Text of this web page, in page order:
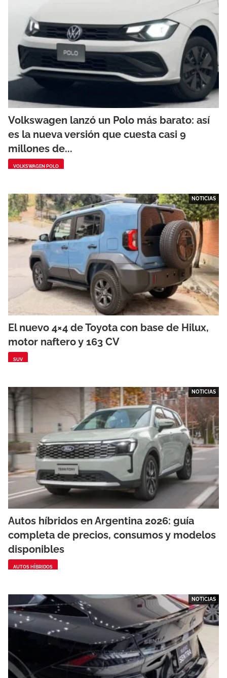
Volkswagen lanzó un Polo más barato: así
es la nueva versión que cuesta casi 9
millones de...
VOLKSWAGEN POLO
NOTICIAS
El nuevo 4×4 de Toyota con base de Hilux,
motor naftero y 163 CV
SUV
NOTICIAS
Autos híbridos en Argentina 2026: guía
completa de precios, consumos y modelos
disponibles
AUTOS HÍBRIDOS
NOTICIAS